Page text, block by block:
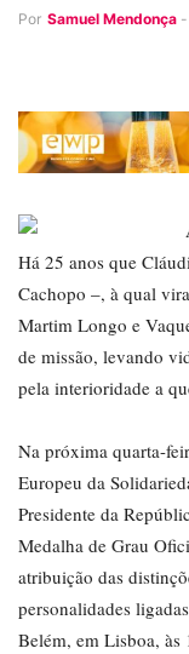
Por Samuel Mendonça -
Há 25 anos que
Cachopo –, à qual
Martim Longo e
de missão, levando
pela interioridade a
Na próxima quarta-
Europeu da
Presidente da
Medalha de Grau
atribuição das
personalidades
Belém, em Lisboa, às